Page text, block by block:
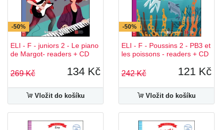
-50%
ELI - F - juniors 2 - Le piano
de Margot- readers + CD
269 Kč 134 Kč
Vložit do košíku
-50%
ELI - F - Poussins 2 - PB3 et
les poissons - readers + CD
242 Kč 121 Kč
Vložit do košíku